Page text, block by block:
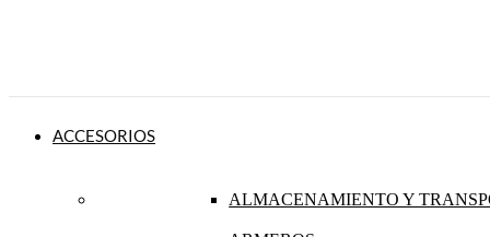
ACCESORIOS
ALMACENAMIENTO Y